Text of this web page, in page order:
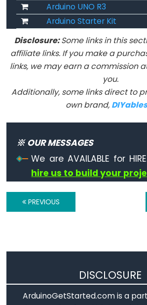
byte
char
double
float
int
short
String()
unsigned
char
unsigned
int
unsigned
Constants
Arduino UNO R3
Arduino Starter Kit
Disclosure:Some links in this
affiliate links. If you make a
links, we may earn a commission
you.
Additionally, some links direct to
own brand,
※ OUR MESSAGES
We are AVAILABLE for
hire us to build your
PREVIOUS
DISCLOSURE
ArduinoGetStarted.com is a